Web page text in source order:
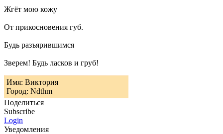
Жгёт мою кожу
От прикосновения губ.
Будь разъярившимся
Зверем! Будь ласков и груб!
Имя: Виктория
Город: Ndthm
Поделиться
Subscribe
Login
Уведомления